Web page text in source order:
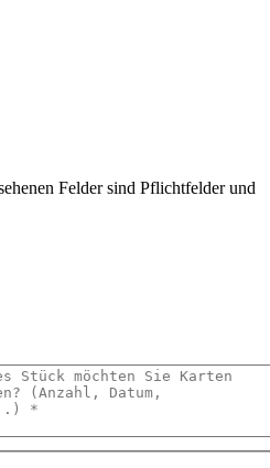
Felder sind Pflichtfelder und